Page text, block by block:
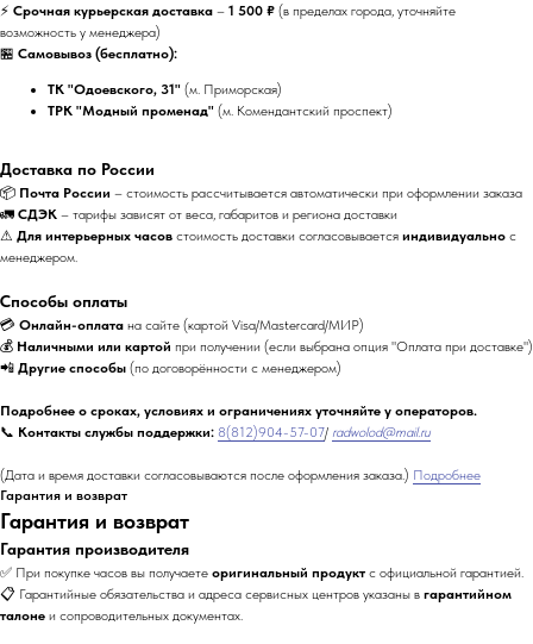
⚡ Срочная курьерская доставка – 1 500 ₽ (в пределах города, уточняйте
возможность у менеджера)
🏪 Самовывоз (бесплатно):
ТК "Одоевского, 31" (м. Приморская)
ТРК "Модный променад" (м. Комендантский проспект)
Доставка по России
📦 Почта России – стоимость рассчитывается автоматически при оформлении заказа
🚛 СДЭК – тарифы зависят от веса, габаритов и региона доставки
⚠ Для интерьерных часов стоимость доставки согласовывается индивидуально с
менеджером.
Способы оплаты
💳 Онлайн-оплата на сайте (картой Visa/Mastercard/МИР)
💰 Наличными или картой при получении (если выбрана опция "Оплата при доставке")
📲 Другие способы (по договорённости с менеджером)
Подробнее о сроках, условиях и ограничениях уточняйте у операторов.
📞 Контакты службы поддержки: 8(812)904-57-07/ radwolod@mail.ru
(Дата и время доставки согласовываются после оформления заказа.) Подробнее
Гарантия и возврат
Гарантия и возврат
Гарантия производителя
✅ При покупке часов вы получаете оригинальный продукт с официальной гарантией.
📋 Гарантийные обязательства и адреса сервисных центров указаны в гарантийном
талоне и сопроводительных документах.